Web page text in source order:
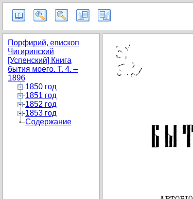
Порфирий, епископ
Чигиринский
[Успенский] Книга
бытия моего. Т. 4. –
1896
1850 год
1851 год
1852 год
1853 год
Содержание